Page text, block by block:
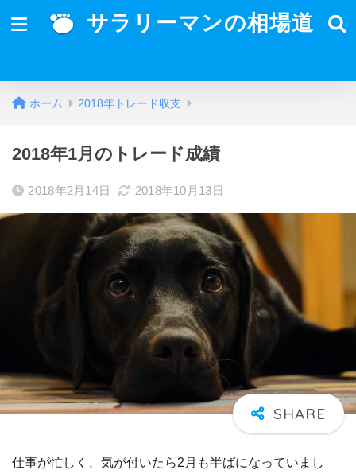
サラリーマンの相場道
ホーム 2018年トレード収支
2018年1月のトレード成績
2018年2月14日 2018年10月13日
仕事が忙しく、気が付いたら2月も半ばになっていまし